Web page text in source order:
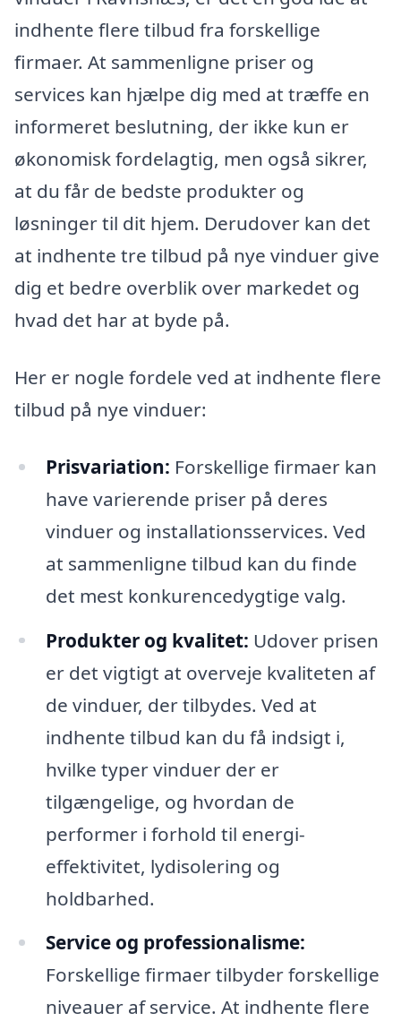
indhente flere tilbud fra forskellige
firmaer. At sammenligne priser og
services kan hjælpe dig med at træffe en
informeret beslutning, der ikke kun er
økonomisk fordelagtig, men også sikrer,
at du får de bedste produkter og
løsninger til dit hjem. Derudover kan det
at indhente tre tilbud på nye vinduer give
dig et bedre overblik over markedet og
hvad det har at byde på.
Her er nogle fordele ved at indhente flere
tilbud på nye vinduer:
Prisvariation: Forskellige firmaer kan
have varierende priser på deres
vinduer og installationsservices. Ved
at sammenligne tilbud kan du finde
det mest konkurencedygtige valg.
Produkter og kvalitet: Udover prisen
er det vigtigt at overveje kvaliteten af
de vinduer, der tilbydes. Ved at
indhente tilbud kan du få indsigt i,
hvilke typer vinduer der er
tilgængelige, og hvordan de
performer i forhold til energi-
effektivitet, lydisolering og
holdbarhed.
Service og professionalisme:
Forskellige firmaer tilbyder forskellige
niveauer af service. At indhente flere